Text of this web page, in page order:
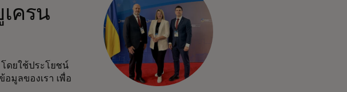
ครน
ดยใช้ประโยชน์
มูลของเรา เพื่อ